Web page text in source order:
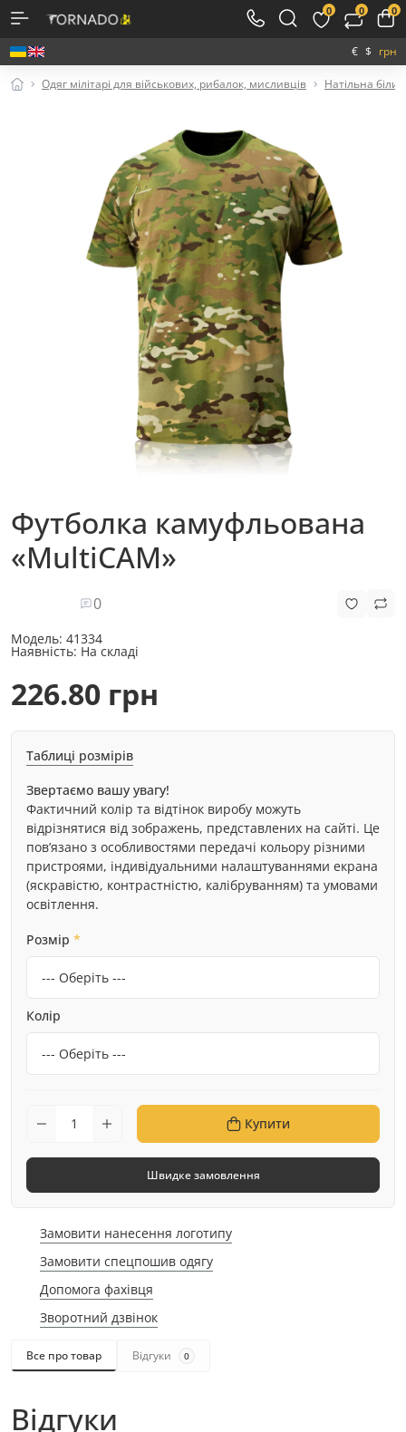
0 0 0
€ $ грн
Одяг мілітарі для військових, рибалок, мисливців Натільна
Футболка камуфльована
«MultiCAM»
0
Модель: 41334
Наявність: На складі
226.80 грн
Таблиці розмірів
Звертаємо вашу увагу!
Фактичний колір та відтінок виробу можуть
відрізнятися від зображень, представлених на сайті. Це
пов’язано з особливостями передачі кольору різними
пристроями, індивідуальними налаштуваннями екрана
(яскравістю, контрастністю, калібруванням) та умовами
освітлення.
Розмір *
Колір
Купити
Швидке замовлення
Замовити нанесення логотипу
Замовити спецпошив одягу
Допомога фахівця
Зворотний дзвінок
Все про товар Відгуки 0
Відгуки